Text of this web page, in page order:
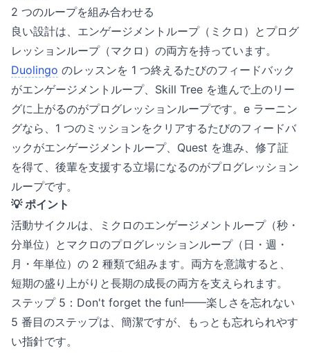
2 つのループを組み合わせる
良い設計は、エンゲージメントループ（ミクロ）とプログ
レッションループ（マクロ）の両方を持っています。
Duolingo のレッスンを 1 つ終えるたびのフィードバック
がエンゲージメントループ、Skill Tree を進んで上のリー
グに上がるのがプログレッションループです。e ラーニン
グなら、1 つのミッションをクリアするたびのフィードバ
ックがエンゲージメントループ、Quest を進み、修了証
を得て、後輩を支援する立場になるのがプログレッション
ループです。
💡 ポイント
活動サイクルは、ミクロのエンゲージメントループ（秒・
分単位）とマクロのプログレッションループ（日・週・
月・年単位）の 2 種類で組みます。両方を意識すると、
短期の盛り上がりと長期の成長の両方を支えられます。
ステップ 5：Don't forget the fun!——楽しさを忘れない
5 番目のステップは、簡潔ですが、もっとも忘れられやす
い指針です。